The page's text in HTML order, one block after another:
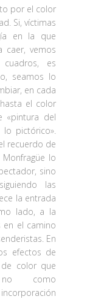
por el color
Si, víctimas
en la que
caer, vemos
es
seamos lo
en cada
el color
«pintura del
pictórico».
recuerdo de
lo
sino
las
la entrada
lado, a la
en el camino
En
efectos de
color que
no como